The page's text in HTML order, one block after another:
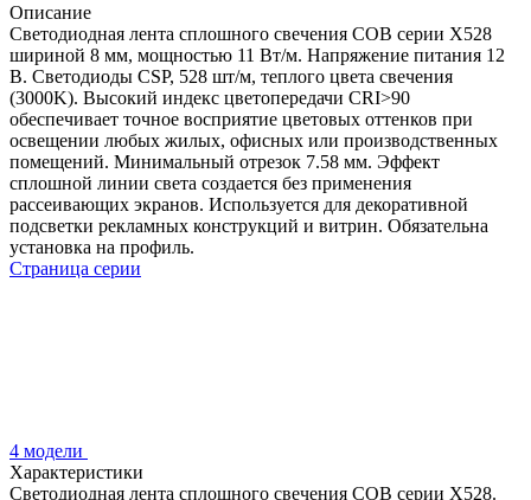
Описание
Светодиодная лента сплошного свечения COB серии X528
шириной 8 мм, мощностью 11 Вт/м. Напряжение питания 12
В. Светодиоды CSP, 528 шт/м, теплого цвета свечения
(3000K). Высокий индекс цветопередачи CRI>90
обеспечивает точное восприятие цветовых оттенков при
освещении любых жилых, офисных или производственных
помещений. Минимальный отрезок 7.58 мм. Эффект
сплошной линии света создается без применения
рассеивающих экранов. Используется для декоративной
подсветки рекламных конструкций и витрин. Обязательна
установка на профиль.
Страница серии
4 модели
Характеристики
Светодиодная лента сплошного свечения COB серии X528.